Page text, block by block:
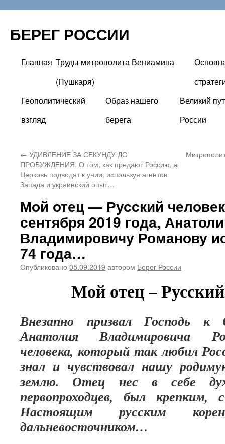
БЕРЕГ РОССИИ
Перейти
содержимому
Главная Труды митрополита Вениамина
(Пушкаря)
Геополитический
взгляд
Образ нашего
берега
Великий
России
← УДИВЛЕНИЕ ЗА СЕКУНДУ ДО
ПРОБУЖДЕНИЯ. О том, как предают Россию, а
Церковь подводят к унии, используя агентов
Запада и украинский опыт…
Мой отец — Русский
сентября 2019 года,
Владимировичу Романову
74 года…
Опубликовано 05.09.2019автором Берег России
Мой отец –
Внезапно призвал Господь
Анатолия Владимировича
человека, который так любил
знал и чувствовал нашу
землю. Отец нес в себе
первопроходцев, был крепким,
Настоящим русским
дальневосточником…